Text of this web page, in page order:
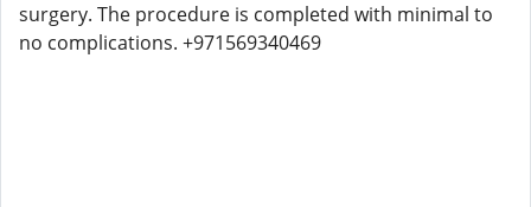
surgery. The procedure is completed with minimal to
no complications. +971569340469